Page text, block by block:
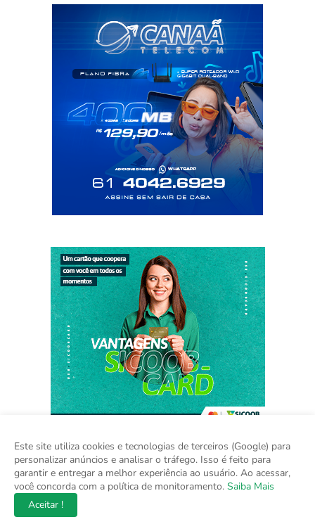
Home Sobre Contato Mídia Kit
Este site utiliza cookies e tecnologias de terceiros (Google) para
personalizar anúncios e analisar o tráfego. Isso é feito para
garantir e entregar a melhor experiência ao usuário. Ao acessar,
você concorda com a política de monitoramento. Saiba Mais
Aceitar !